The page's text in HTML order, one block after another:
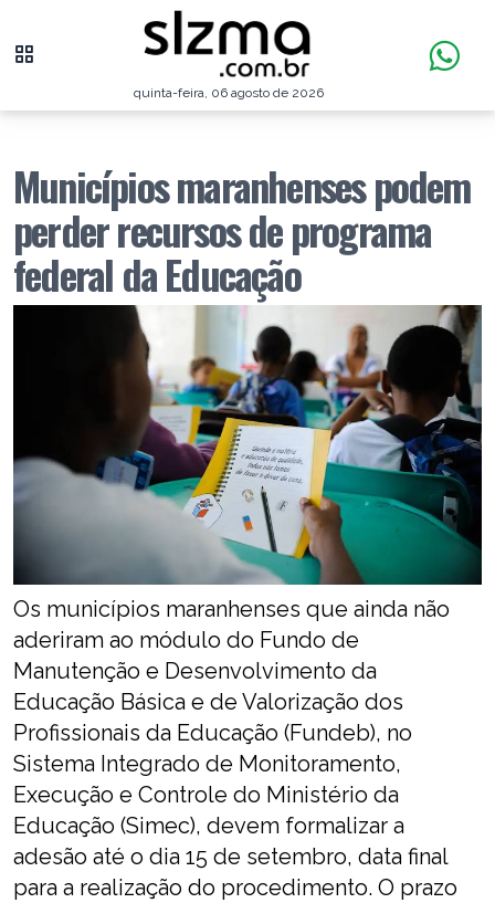
quinta-feira, 06 agosto de 2026
Municípios maranhenses podem
perder recursos de programa
federal da Educação
Os municípios maranhenses que ainda não
aderiram ao módulo do Fundo de
Manutenção e Desenvolvimento da
Educação Básica e de Valorização dos
Profissionais da Educação (Fundeb), no
Sistema Integrado de Monitoramento,
Execução e Controle do Ministério da
Educação (Simec), devem formalizar a
adesão até o dia 15 de setembro, data final
para a realização do procedimento. O prazo